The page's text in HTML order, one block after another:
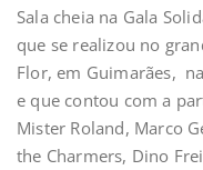
Sala cheia na Gala
que se realizou no
Flor, em Guimarães,
e que contou com a
Mister Roland, Marco
the Charmers, Dino